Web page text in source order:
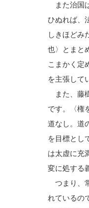
また治国
ひぬれば、
しきほどみ
也〉とまと
こまかく定
を主張して
また、藤
です。〈権
道なし。道
を目標とし
は太虚に充
変に処する
つまり、
れているの